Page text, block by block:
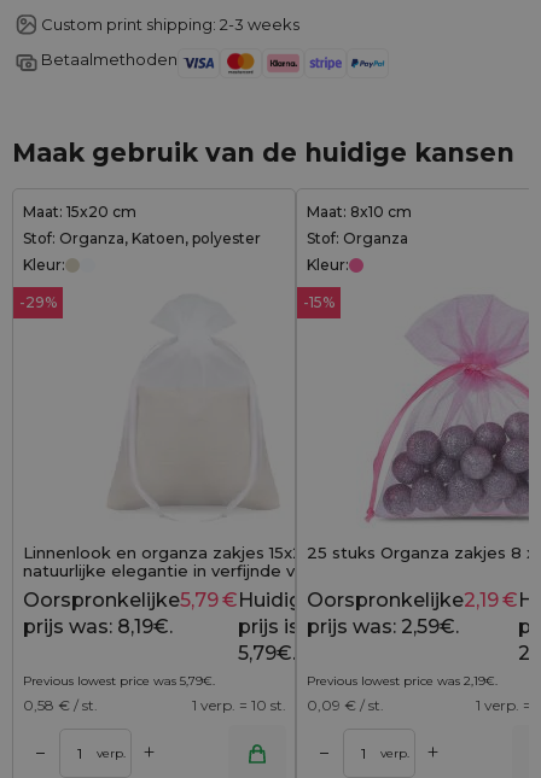
Custom print shipping: 2-3 weeks
Betaalmethoden
Maak gebruik van de huidige kansen
Maat: 15x20 cm
Stof: Organza, Katoen, polyester
Kleur:
-29%
Linnenlook en organza zakjes 15x20 cm -
natuurlijke elegantie in verfijnde vorm (10
stuks)
8,19 €
Oorspronkelijke
prijs was: 8,19€.
5,79€Huidige
prijs is:
5,79€.
Previous lowest price was 5,79€.
0,58 € / st. 1 verp. = 10 st.
– verp. +
Maat: 8x10 cm
Stof: Organza
Kleur:
-15%
25 stuks Organza zakjes 8 x
Oorspronkelijke
prijs was: 2,59€.
2,19€
Previous lowest price was 2,19€.
0,09 € / st. 1 verp. =
– verp. +
Toevoegen aan winkelwagen Toevoegen aan